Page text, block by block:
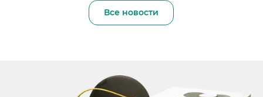
Все новости